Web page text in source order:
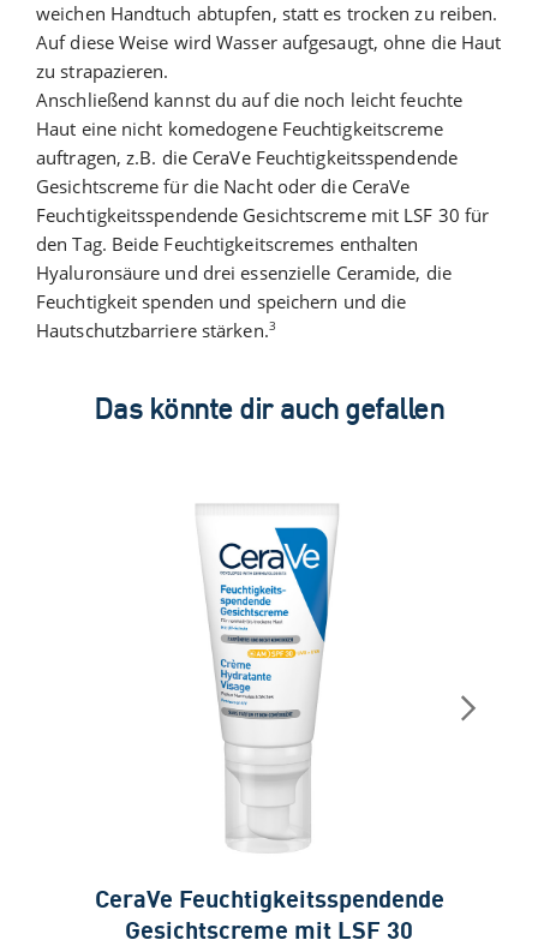
weichen Handtuch abtupfen, statt es trocken zu reiben.
Auf diese Weise wird Wasser aufgesaugt, ohne die Haut
zu strapazieren.
Anschließend kannst du auf die noch leicht feuchte
Haut eine nicht komedogene Feuchtigkeitscreme
auftragen, z.B. die CeraVe Feuchtigkeitsspendende
Gesichtscreme für die Nacht oder die CeraVe
Feuchtigkeitsspendende Gesichtscreme mit LSF 30 für
den Tag. Beide Feuchtigkeitscremes enthalten
Hyaluronsäure und drei essenzielle Ceramide, die
Feuchtigkeit spenden und speichern und die
Hautschutzbarriere stärken.3
Das könnte dir auch gefallen
CeraVe Feuchtigkeitsspendende
Gesichtscreme mit LSF 30